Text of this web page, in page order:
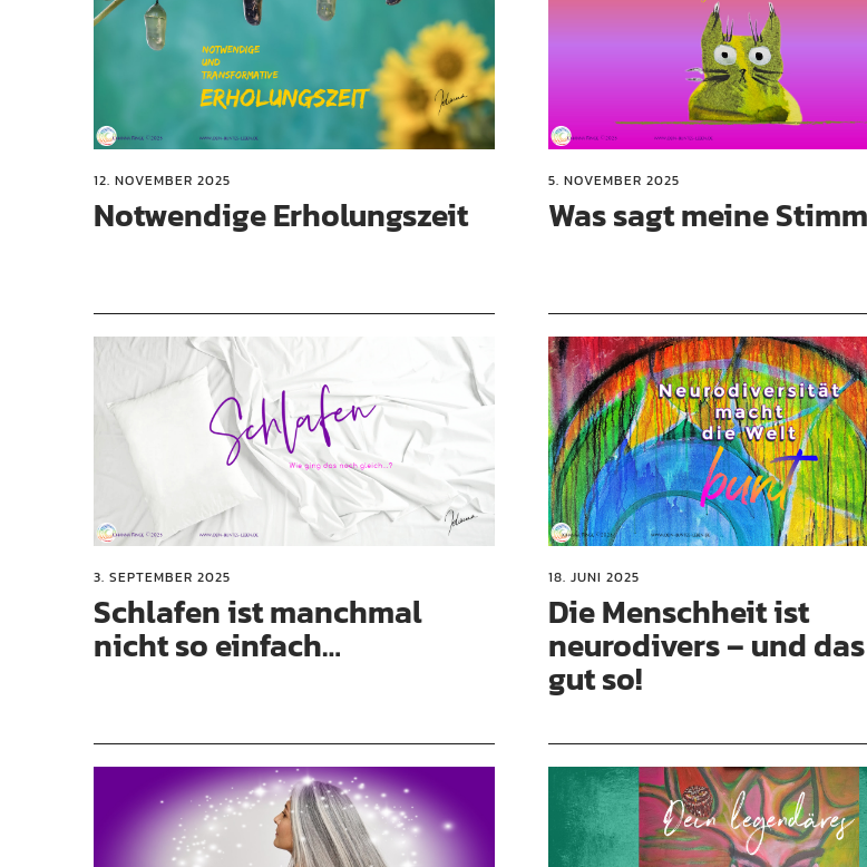
12. NOVEMBER 2025
Notwendige Erholungszeit
5. NOVEMBER 2025
Was sagt meine
3. SEPTEMBER 2025
Schlafen ist manchmal
nicht so einfach…
18. JUNI 2025
Die Menschheit ist
neurodivers – und
gut so!